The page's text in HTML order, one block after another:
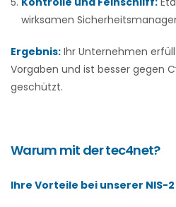
wirksamen
Ergebnis: Ihr Unternehmen
Vorgaben und ist besser gegen
geschützt.
Warum mit der tec4net?
Ihre Vorteile bei unserer NIS-